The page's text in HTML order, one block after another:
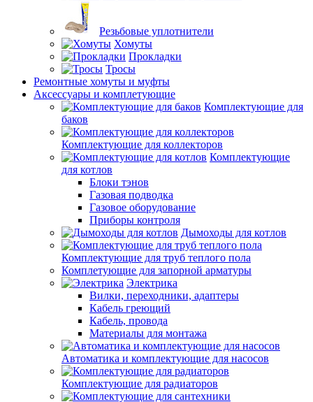
Резьбовые уплотнители
Хомуты
Прокладки
Тросы
Ремонтные хомуты и муфты
Аксессуары и комплетующие
Комплектующие для
баков
Комплектующие для коллекторов
Комплектующие
для котлов
Блоки тэнов
Газовая подводка
Газовое оборудование
Приборы контроля
Дымоходы для котлов
Комплектующие для труб теплого пола
Комплетующие для запорной арматуры
Электрика
Вилки, переходники, адаптеры
Кабель греющий
Кабель, провода
Материалы для монтажа
Автоматика и комплектующие для насосов
Комплектующие для радиаторов